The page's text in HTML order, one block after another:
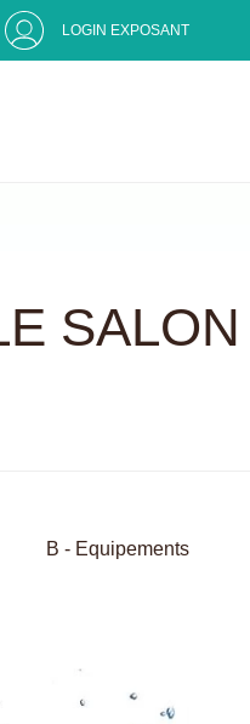
LOGIN EXPOSANT
SALON
B - Equipements